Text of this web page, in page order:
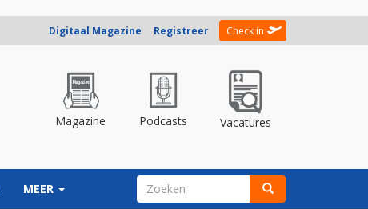
Digitaal Magazine Registreer Check in
Magazine Podcasts Vacatures
MEER ZOEKVELD